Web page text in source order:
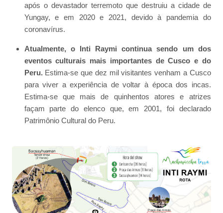
após o devastador terremoto que destruiu a cidade de
Yungay, e em 2020 e 2021, devido à pandemia do
coronavírus.
Atualmente, o Inti Raymi continua sendo um dos
eventos culturais mais importantes de Cusco e do
Peru.Estima-se que dez mil visitantes venham a Cusco
para viver a experiência de voltar à época dos incas.
Estima-se que mais de quinhentos atores e atrizes
façam parte do elenco que, em 2001, foi declarado
Patrimônio Cultural do Peru.